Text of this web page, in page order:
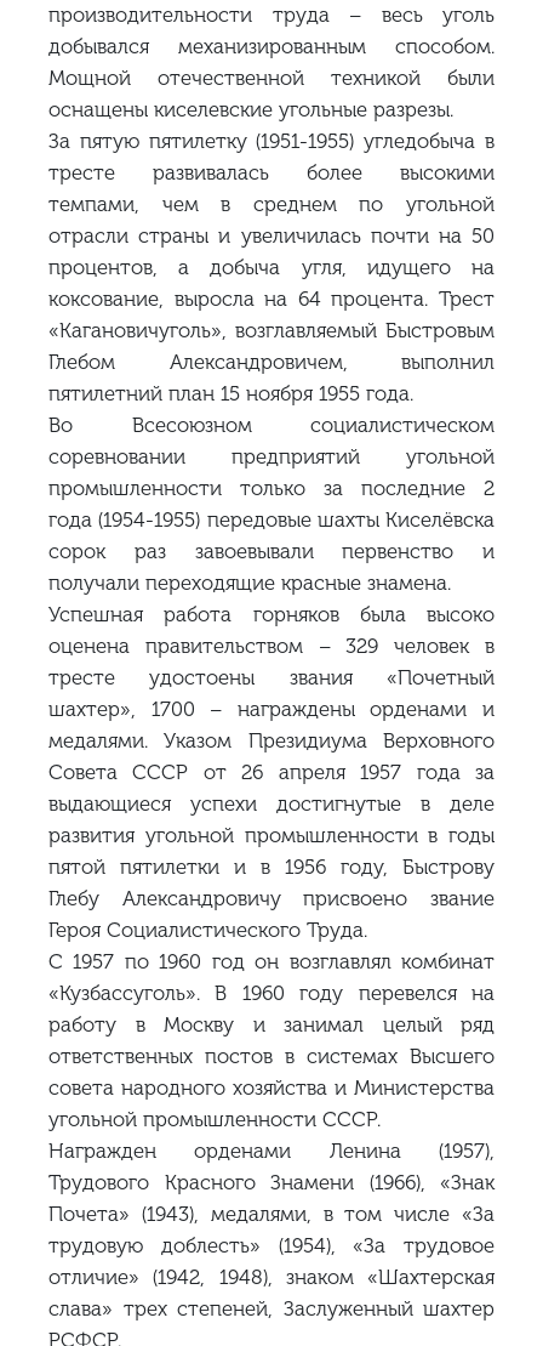
производительности труда – весь уголь
добывался механизированным способом.
Мощной отечественной техникой были
оснащены киселевские угольные разрезы.
За пятую пятилетку (1951-1955) угледобыча в
тресте развивалась более высокими
темпами, чем в среднем по угольной
отрасли страны и увеличилась почти на 50
процентов, а добыча угля, идущего на
коксование, выросла на 64 процента. Трест
«Кагановичуголь», возглавляемый Быстровым
Глебом Александровичем, выполнил
пятилетний план 15 ноября 1955 года.
Во Всесоюзном социалистическом
соревновании предприятий угольной
промышленности только за последние 2
года (1954-1955) передовые шахты Киселёвска
сорок раз завоевывали первенство и
получали переходящие красные знамена.
Успешная работа горняков была высоко
оценена правительством – 329 человек в
тресте удостоены звания «Почетный
шахтер», 1700 – награждены орденами и
медалями. Указом Президиума Верховного
Совета СССР от 26 апреля 1957 года за
выдающиеся успехи достигнутые в деле
развития угольной промышленности в годы
пятой пятилетки и в 1956 году, Быстрову
Глебу Александровичу присвоено звание
Героя Социалистического Труда.
С 1957 по 1960 год он возглавлял комбинат
«Кузбассуголь». В 1960 году перевелся на
работу в Москву и занимал целый ряд
ответственных постов в системах Высшего
совета народного хозяйства и Министерства
угольной промышленности СССР.
Награжден орденами Ленина (1957),
Трудового Красного Знамени (1966), «Знак
Почета» (1943), медалями, в том числе «За
трудовую доблесть» (1954), «За трудовое
отличие» (1942, 1948), знаком «Шахтерская
слава» трех степеней, Заслуженный шахтер
РСФСР.